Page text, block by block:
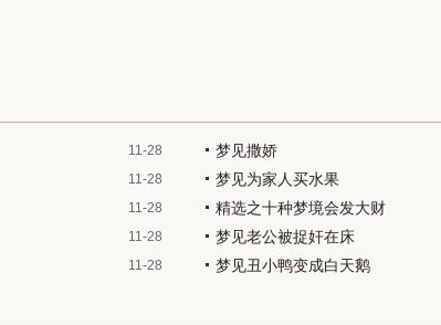
11-28 梦见撒娇
11-28 梦见为家人买水果
11-28 精选之十种梦境会发大财
11-28 梦见老公被捉奸在床
11-28 梦见丑小鸭变成白天鹅